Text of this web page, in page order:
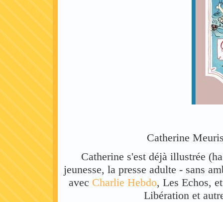
Catherine
Catherine s'est déjà illustrée
jeunesse, la presse adulte - sans
avec Charlie Hebdo, Les Echos,
Libération et